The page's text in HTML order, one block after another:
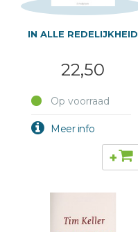
IN ALLE REDELIJKHEID
22,50
Op voorraad
+